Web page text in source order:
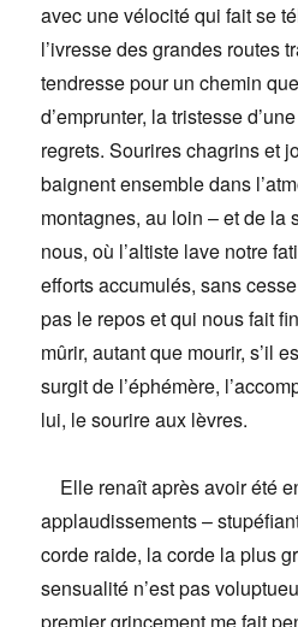
avec une vélocité qui fait se
l’ivresse des grandes routes
tendresse pour un chemin
d’emprunter, la tristesse
regrets. Sourires chagrins et
baignent ensemble dans
montagnes, au loin – et de la
nous, où l’altiste lave notre
efforts accumulés, sans
pas le repos et qui nous fait
mûrir, autant que mourir, s’il
surgit de l’éphémère,
lui, le sourire aux lèvres.
Elle renaît après avoir été
applaudissements –
corde raide, la corde la plus
sensualité n’est pas